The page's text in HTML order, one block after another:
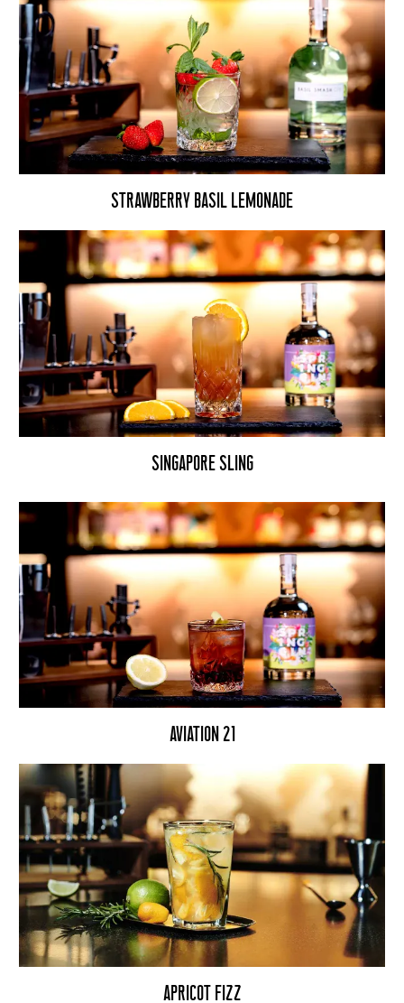
STRAWBERRY BASIL LEMONADE
SINGAPORE SLING
AVIATION 21
APRICOT FIZZ